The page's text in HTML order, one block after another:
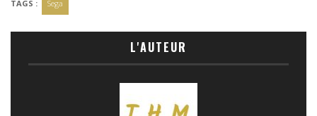
TAGS : Sega
L'AUTEUR